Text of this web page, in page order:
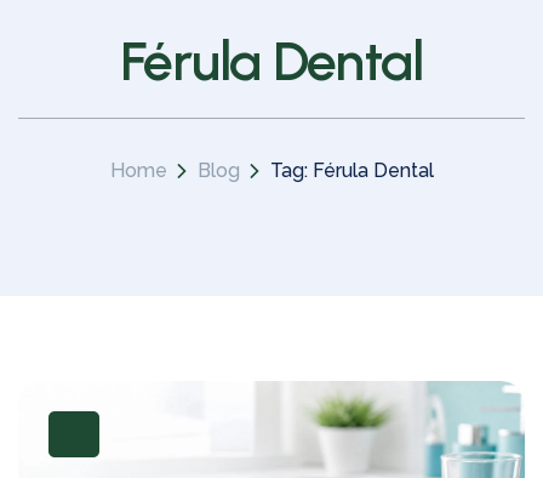
Férula Dental
Home Blog Tag: Férula Dental